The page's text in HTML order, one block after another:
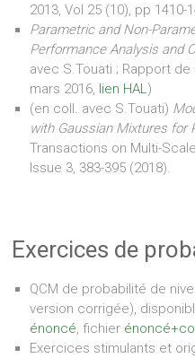
2013, Vol 25 (10), pp 1410-
Parametric and Non-
Performance Analysis and
avec S.Touati ; Rapport
mars 2016, lien HAL)
(en coll. avec S.Touati)
with Gaussian Mixtures for
Transactions on Multi-
Issue 3, 383-395 (2018).
Exercices de
QCM de probabilité de
version corrigée),
énoncé, fichier
Exercices stimulants et